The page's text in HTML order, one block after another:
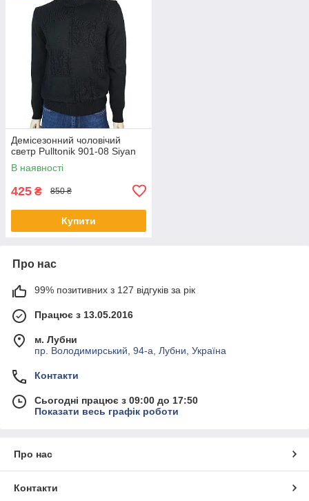
Демісезонний чоловічий
светр Pulltonik 901-08 Siyan
В наявності
425 ₴ 850 ₴
Купити
Про нас
99% позитивних з 127 відгуків за рік
Працює з 13.05.2016
м. Лубни
пр. Володимирський, 94-а, Лубни, Україна
Контакти
Сьогодні працює з 09:00 до 17:50
Показати весь графік роботи
Про нас
Контакти